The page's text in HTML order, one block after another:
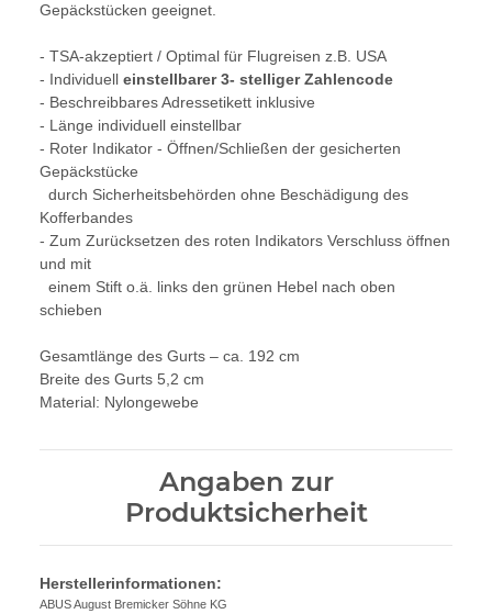
Gepäckstücken geeignet.
- TSA-akzeptiert / Optimal für Flugreisen z.B. USA
- Individuell einstellbarer 3- stelliger Zahlencode
- Beschreibbares Adressetikett inklusive
- Länge individuell einstellbar
- Roter Indikator - Öffnen/Schließen der gesicherten
Gepäckstücke
durch Sicherheitsbehörden ohne Beschädigung des
Kofferbandes
- Zum Zurücksetzen des roten Indikators Verschluss öffnen
und mit
einem Stift o.ä. links den grünen Hebel nach oben
schieben
Gesamtlänge des Gurts – ca. 192 cm
Breite des Gurts 5,2 cm
Material: Nylongewebe
Angaben zur
Produktsicherheit
Herstellerinformationen:
ABUS August Bremicker Söhne KG